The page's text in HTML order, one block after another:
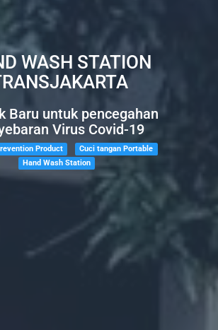
WASH STATION
Baru untuk pencegahan
Virus Covid-19
Product
Cuci tangan Portable
Hand Wash Station